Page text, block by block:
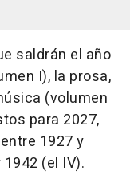
saldrán el año
I), la prosa,
(volumen
para 2027,
1927 y
(el IV).